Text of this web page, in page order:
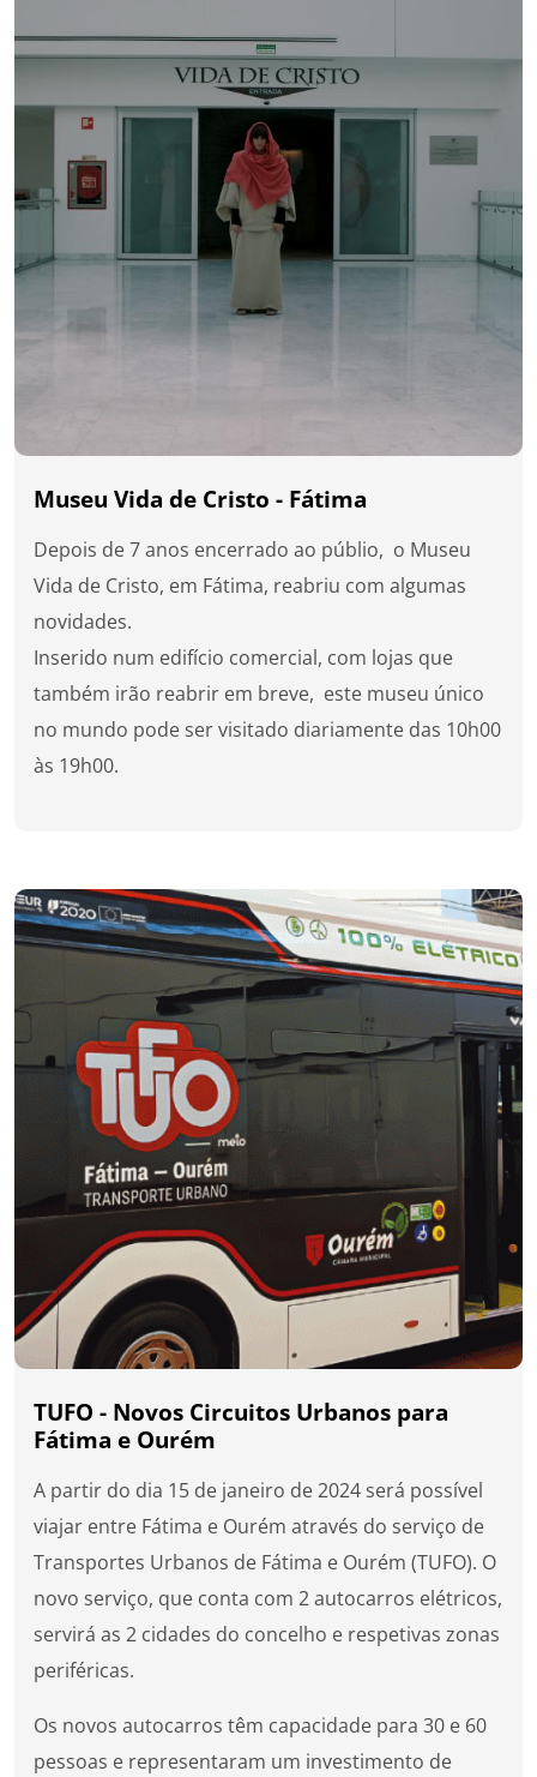
Museu Vida de Cristo - Fátima
Depois de 7 anos encerrado ao públio, o Museu
Vida de Cristo, em Fátima, reabriu com algumas
novidades.
Inserido num edifício comercial, com lojas que
também irão reabrir em breve, este museu único
no mundo pode ser visitado diariamente das 10h00
às 19h00.
TUFO - Novos Circuitos Urbanos para
Fátima e Ourém
A partir do dia 15 de janeiro de 2024 será possível
viajar entre Fátima e Ourém através do serviço de
Transportes Urbanos de Fátima e Ourém (TUFO). O
novo serviço, que conta com 2 autocarros elétricos,
servirá as 2 cidades do concelho e respetivas zonas
periféricas.
Os novos autocarros têm capacidade para 30 e 60
pessoas e representaram um investimento de